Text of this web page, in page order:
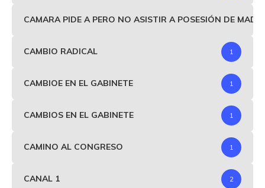
CAMARA PIDE A PERO NO ASISTIR A POSESIÓN DE
CAMBIO RADICAL 1
CAMBIOE EN EL GABINETE 1
CAMBIOS EN EL GABINETE 1
CAMINO AL CONGRESO 1
CANAL 1 2